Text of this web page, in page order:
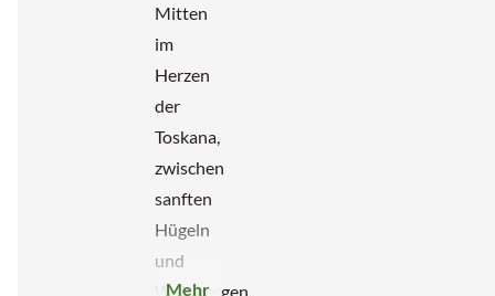
Mitten
im
Herzen
der
Toskana,
zwischen
sanften
Hügeln
und
Weinbergen,
Mehr